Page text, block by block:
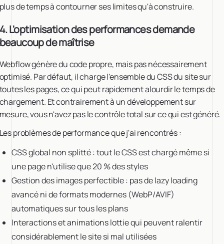
de temps à contourner ses limites qu'à construire.
L'optimisation des performances demande
de maîtrise
génère du code propre, mais pas nécessairement
Par défaut, il charge l'ensemble du CSS du site sur
les pages, ce qui peut rapidement alourdir le temps de
Et contrairement à un développement sur
vous n'avez pas le contrôle total sur ce qui est généré.
problèmes de performance que j'ai rencontrés :
CSS global non splitté : tout le CSS est chargé même si
une page n'utilise que 20 % des styles
Gestion des images perfectible : pas de lazy loading
avancé ni de formats modernes (WebP/AVIF)
automatiques sur tous les plans
Interactions et animations lottie qui peuvent ralentir
considérablement le site si mal utilisées